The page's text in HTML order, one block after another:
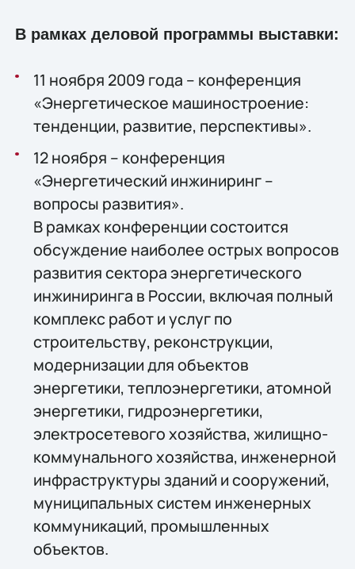
В рамках деловой программы выставки:
11 ноября 2009 года – конференция
«Энергетическое машиностроение:
тенденции, развитие, перспективы».
12 ноября – конференция
«Энергетический инжиниринг –
вопросы развития».
В рамках конференции состоится
обсуждение наиболее острых вопросов
развития сектора энергетического
инжиниринга в России, включая полный
комплекс работ и услуг по
строительству, реконструкции,
модернизации для объектов
энергетики, теплоэнергетики, атомной
энергетики, гидроэнергетики,
электросетевого хозяйства, жилищно-
коммунального хозяйства, инженерной
инфраструктуры зданий и сооружений,
муниципальных систем инженерных
коммуникаций, промышленных
объектов.